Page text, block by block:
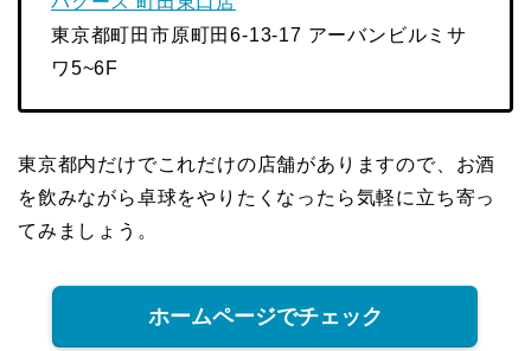
東京都町田市原町田6-13-17 アーバンビルミサ
ワ5~6F
東京都内だけでこれだけの店舗がありますので、お酒
を飲みながら卓球をやりたくなったら気軽に立ち寄っ
てみましょう。
ホームページでチェック